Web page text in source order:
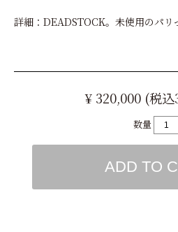
詳細：DEADSTOCK。未使用のパリ
¥ 320,000 (税
数量
ADD TO